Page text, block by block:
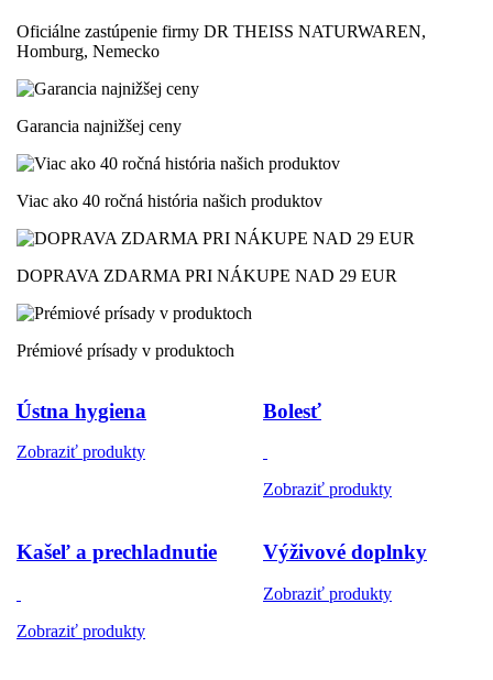
Oficiálne zastúpenie firmy DR THEISS NATURWAREN,
Homburg, Nemecko
Garancia najnižšej ceny
Viac ako 40 ročná história našich produktov
DOPRAVA ZDARMA PRI NÁKUPE NAD 29 EUR
Prémiové prísady v produktoch
Ústna hygiena
Zobraziť produkty
Bolesť
Zobraziť produkty
Kašeľ a prechladnutie
Zobraziť produkty
Výživové doplnky
Zobraziť produkty